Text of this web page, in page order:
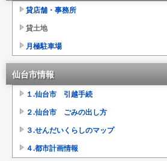
貸店舗・事務所
貸土地
月極駐車場
仙台市情報
１.仙台市 引越手続
２.仙台市 ごみの出し方
３.せんだいくらしのマップ
４.都市計画情報